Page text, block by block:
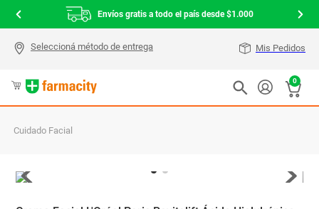
Envíos gratis a todo el país desde $1.000
Mis Pedidos
0
Cuidado Facial